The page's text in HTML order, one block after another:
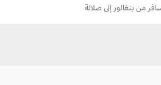
من بنغالور إلى صلالة